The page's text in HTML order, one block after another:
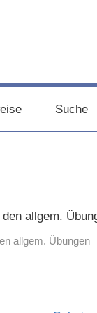
Suche
allgem. Übungen